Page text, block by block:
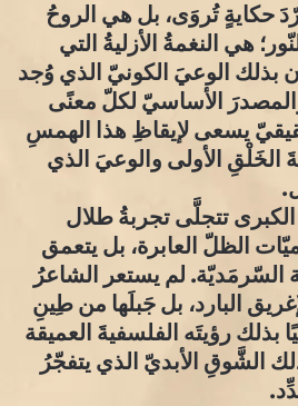
حكايةٍ تُروَى، بل هي الروحُ
هي النغمةُ الأزليةُ التي
بذلك الوعيَ الكونيّ الذي وُجد
الأساسيّ لكلّ معنًى
يسعى لإيقاظِ هذا الهمسِ
الخَلْقِ الأولى والوعيَ الذي
تتجلَّى تجربةُ طلال
الظلّ العابرة، بل يتعمق
السّرمَديّة. لم يستعر الشاعرُ
البارد، بل جَبلَها من طِينِ
بذلك رؤيتَه الفلسفيةَ العميقة
الشَّوقِ الأبديّ الذي يتفجّرُ